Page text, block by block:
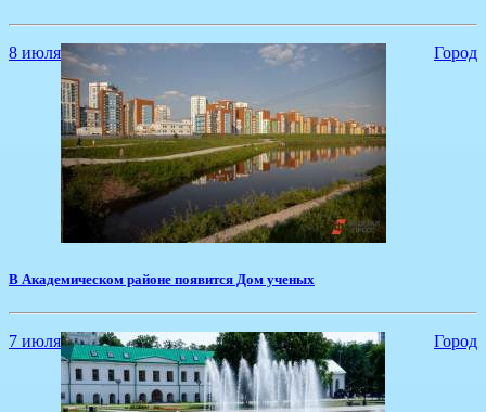
8 июля Город
В Академическом районе появится Дом ученых
7 июля Город